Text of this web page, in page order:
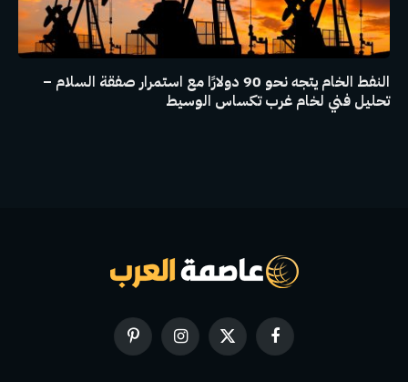
النفط الخام يتجه نحو 90 دولارًا مع استمرار صفقة السلام –
تحليل فني لخام غرب تكساس الوسيط
فيسبوك
X
(Twitter)
الانستغرامبينتيريست